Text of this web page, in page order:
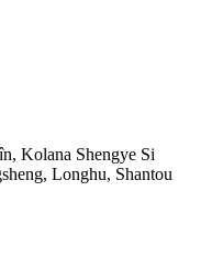
Kolana Shengye Si
Longhu, Shantou